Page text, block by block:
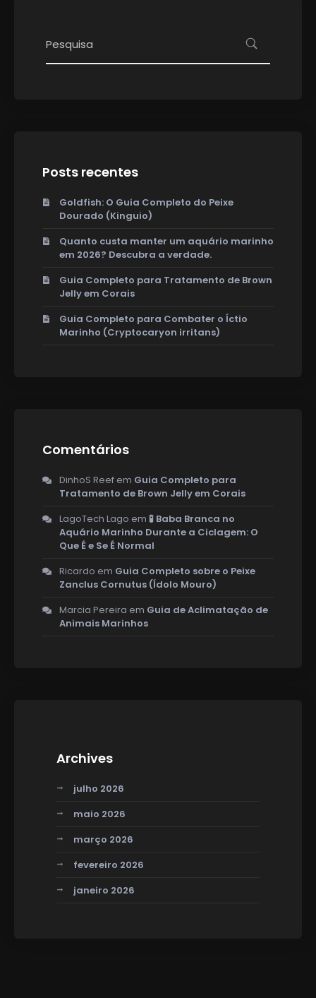
Posts recentes
Goldfish: O Guia Completo do Peixe
Dourado (Kinguio)
Quanto custa manter um aquário marinho
em 2026? Descubra a verdade.
Guia Completo para Tratamento de Brown
Jelly em Corais
Guia Completo para Combater o Íctio
Marinho (Cryptocaryon irritans)
Comentários
DinhoS Reef em Guia Completo para
Tratamento de Brown Jelly em Corais
LagoTech Lago em 🧪 Baba Branca no
Aquário Marinho Durante a Ciclagem: O
Que É e Se É Normal
Ricardo em Guia Completo sobre o Peixe
Zanclus Cornutus (Ídolo Mouro)
Marcia Pereira em Guia de Aclimatação de
Animais Marinhos
Archives
julho 2026
maio 2026
março 2026
fevereiro 2026
janeiro 2026